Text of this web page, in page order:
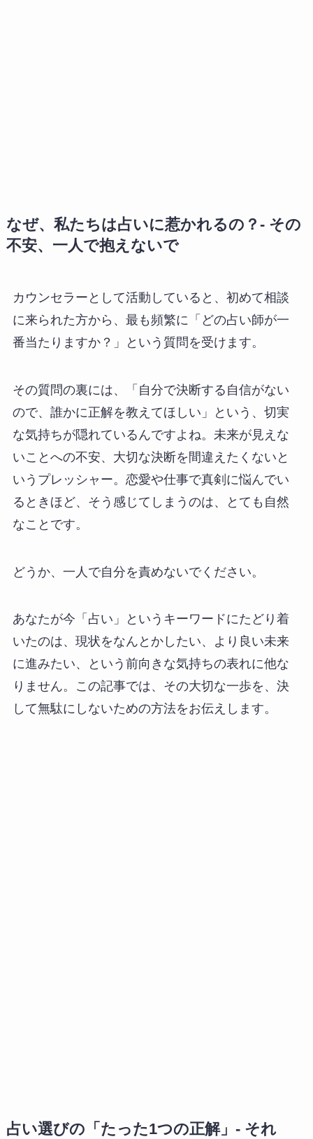
なぜ、私たちは占いに惹かれるの？- その
不安、一人で抱えないで
カウンセラーとして活動していると、初めて相談
に来られた方から、最も頻繁に「どの占い師が一
番当たりますか？」という質問を受けます。
その質問の裏には、「自分で決断する自信がない
ので、誰かに正解を教えてほしい」という、切実
な気持ちが隠れているんですよね。未来が見えな
いことへの不安、大切な決断を間違えたくないと
いうプレッシャー。恋愛や仕事で真剣に悩んでい
るときほど、そう感じてしまうのは、とても自然
なことです。
どうか、一人で自分を責めないでください。
あなたが今「占い」というキーワードにたどり着
いたのは、現状をなんとかしたい、より良い未来
に進みたい、という前向きな気持ちの表れに他な
りません。この記事では、その大切な一歩を、決
して無駄にしないための方法をお伝えします。
占い選びの「たった1つの正解」- それ